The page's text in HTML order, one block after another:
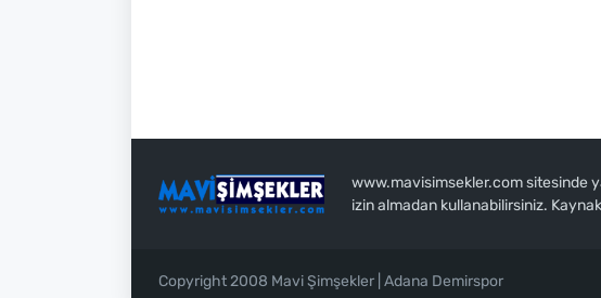
www.mavisimsekler.com sitesinde
izin almadan kullanabilirsiniz.
Copyright 2008 Mavi Şimşekler | Adana Demirspor